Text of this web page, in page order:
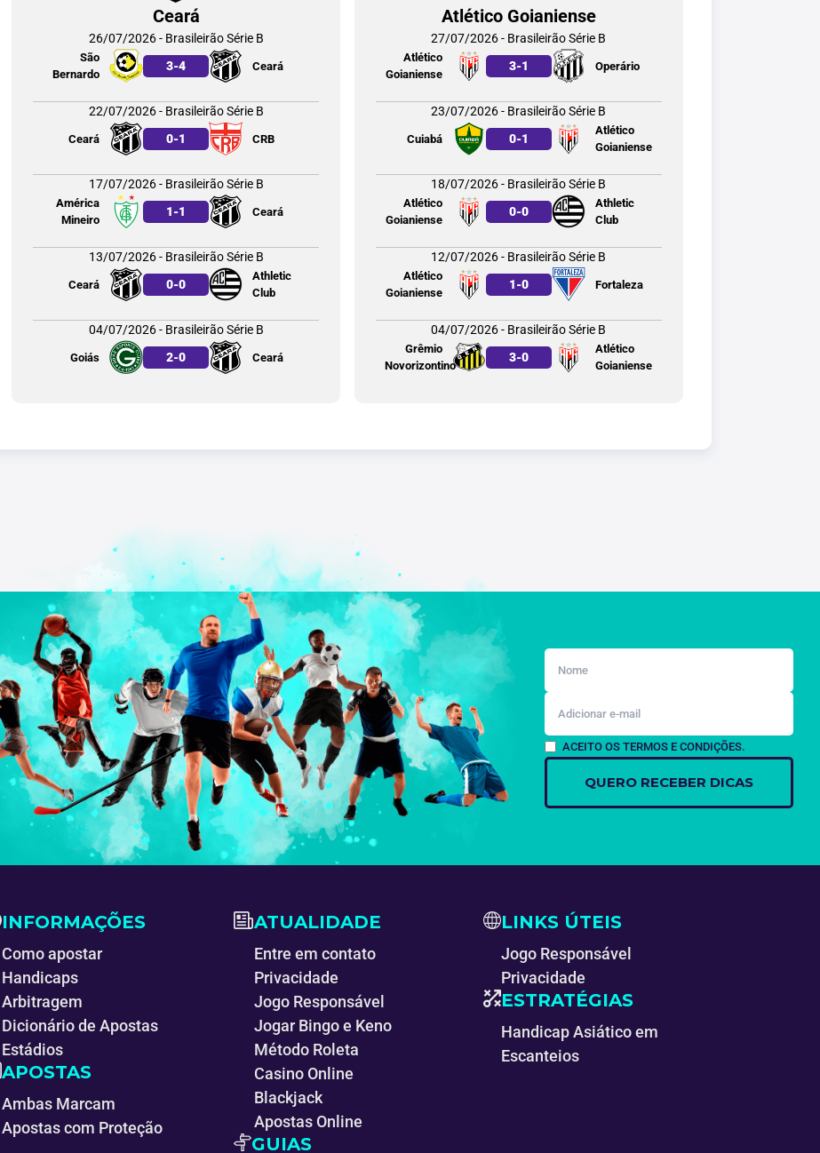
Ceará
26/07/2026 - Brasileirão Série B
São
Bernardo
3-4 Ceará
22/07/2026 - Brasileirão Série B
Ceará 0-1 CRB
17/07/2026 - Brasileirão Série B
América
Mineiro
1-1 Ceará
13/07/2026 - Brasileirão Série B
Ceará 0-0
Athletic
Club
04/07/2026 - Brasileirão Série B
Goiás 2-0 Ceará
Atlético Goianiense
27/07/2026 - Brasileirão Série B
Atlético
Goianiense
3-1 Operário
23/07/2026 - Brasileirão Série B
Cuiabá 0-1
Atlético
Goianiense
18/07/2026 - Brasileirão Série B
Atlético
Goianiense
0-0
Athletic
Club
12/07/2026 - Brasileirão Série B
Atlético
Goianiense
1-0 Fortaleza
04/07/2026 - Brasileirão Série B
Grêmio
Novorizontino
3-0
Atlético
Goianiense
ACEITO OS TERMOS E CONDIÇÕES.
INFORMAÇÕES
Como apostar
Handicaps
Arbitragem
Dicionário de Apostas
Estádios
APOSTAS
Ambas Marcam
Apostas com Proteção
ATUALIDADE
Entre em contato
Privacidade
Jogo Responsável
Jogar Bingo e Keno
Método Roleta
Casino Online
Blackjack
Apostas Online
GUIAS
LINKS ÚTEIS
Jogo Responsável
Privacidade
ESTRATÉGIAS
Handicap Asiático em
Escanteios